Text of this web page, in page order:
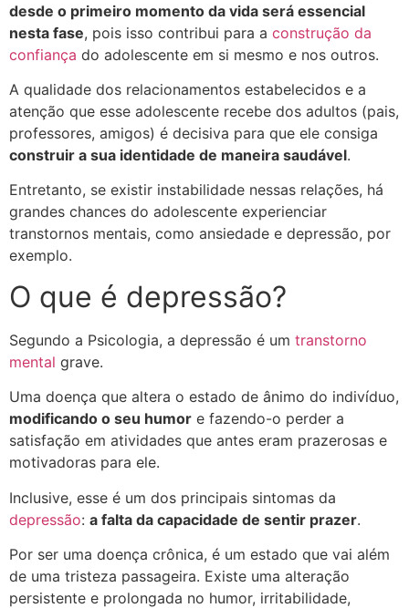
desde o primeiro momento da vida será essencial
nesta fase, pois isso contribui para a construção da
confiança do adolescente em si mesmo e nos outros.
A qualidade dos relacionamentos estabelecidos e a
atenção que esse adolescente recebe dos adultos (pais,
professores, amigos) é decisiva para que ele consiga
construir a sua identidade de maneira saudável.
Entretanto, se existir instabilidade nessas relações, há
grandes chances do adolescente experienciar
transtornos mentais, como ansiedade e depressão, por
exemplo.
O que é depressão?
Segundo a Psicologia, a depressão é um transtorno
mental grave.
Uma doença que altera o estado de ânimo do indivíduo,
modificando o seu humor e fazendo-o perder a
satisfação em atividades que antes eram prazerosas e
motivadoras para ele.
Inclusive, esse é um dos principais sintomas da
depressão: a falta da capacidade de sentir prazer.
Por ser uma doença crônica, é um estado que vai além
de uma tristeza passageira. Existe uma alteração
persistente e prolongada no humor, irritabilidade,